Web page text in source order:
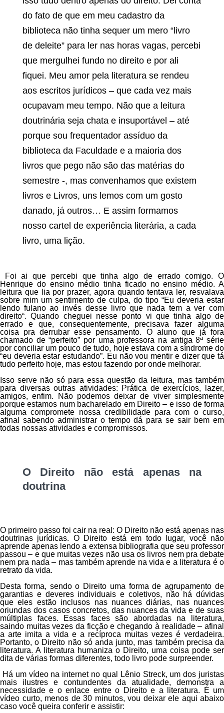
do fato de que em meu cadastro da
biblioteca não tinha sequer um mero “livro
de deleite” para ler nas horas vagas, percebi
que mergulhei fundo no direito e por ali
fiquei. Meu amor pela literatura se rendeu
aos escritos jurídicos – que cada vez mais
ocupavam meu tempo. Não que a leitura
doutrinária seja chata e insuportável – até
porque sou frequentador assíduo da
biblioteca da Faculdade e a maioria dos
livros que pego não são das matérias do
semestre -, mas convenhamos que existem
livros e Livros, uns lemos com um gosto
danado, já outros… E assim formamos
nosso cartel de experiência literária, a cada
livro, uma lição.
Foi ai que percebi que tinha algo de errado comigo. O
Henrique do ensino médio tinha ficado no ensino médio. A
leitura que lia por prazer, agora quando tentava ler, resvalava
sobre mim um sentimento de culpa, do tipo “Eu deveria estar
lendo fulano ao invés desse livro que nada tem a ver com
direito“. Quando cheguei nesse ponto vi que tinha algo de
errado e que, consequentemente, precisava fazer alguma
coisa pra derrubar esse pensamento. O aluno que já fora
chamado de “perfeito” por uma professora na antiga 8ª série
por conciliar um pouco de tudo, hoje estava com a síndrome do
“eu deveria estar estudando”. Eu não vou mentir e dizer que tá
tudo perfeito hoje, mas estou fazendo por onde melhorar.
Isso serve não só para essa questão da leitura, mas também
para diversas outras atividades: Prática de exercícios, lazer,
amigos, enfim. Não podemos deixar de viver simplesmente
porque estamos num bacharelado em Direito – e isso de forma
alguma compromete nossa credibilidade para com o curso,
afinal sabendo administrar o tempo dá para se sair bem em
todas nossas atividades e compromissos.
O Direito não está apenas na
doutrina
O primeiro passo foi cair na real: O Direito não está apenas nas
doutrinas jurídicas. O Direito está em todo lugar, você não
aprende apenas lendo a extensa bibliografia que seu professor
passou – e que muitas vezes não usa os livros nem pra debate
nem pra nada – mas também aprende na vida e a literatura é o
retrato da vida.
Desta forma, sendo o Direito uma forma de agrupamento de
garantias e deveres individuais e coletivos, não há dúvidas
que eles estão inclusos nas nuances diárias, nas nuances
oriundas dos casos concretos, das nuances da vida e de suas
múltiplas faces. Essas faces são abordadas na literatura,
saindo muitas vezes da ficção e chegando à realidade – afinal
a arte imita a vida e a recíproca muitas vezes é verdadeira.
Portanto, o Direito não só anda junto, mas também precisa da
literatura. A literatura humaniza o Direito, uma coisa pode ser
dita de várias formas diferentes, todo livro pode surpreender.
Há um vídeo na internet no qual Lênio Streck, um dos juristas
mais ilustres e contundentes da atualidade, demonstra a
necessidade e o enlace entre o Direito e a literatura. É um
vídeo curto, menos de 30 minutos, vou deixar ele aqui abaixo
caso você queira conferir e assistir: